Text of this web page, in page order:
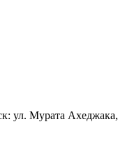
ул. Мурата Ахеджака,